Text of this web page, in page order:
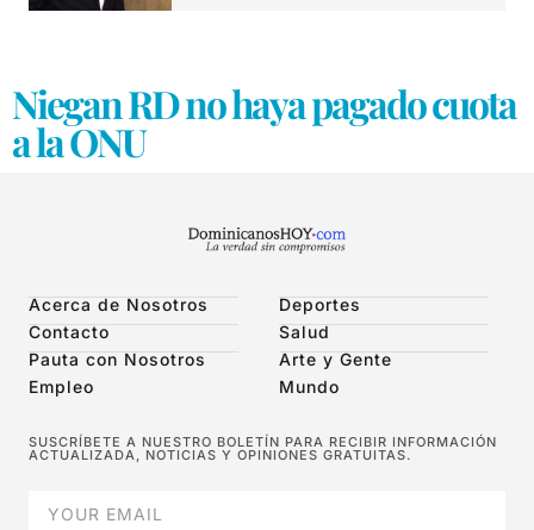
Niegan RD no haya pagado cuota
a la ONU
Acerca de Nosotros
Contacto
Pauta con Nosotros
Empleo
Deportes
Salud
Arte y Gente
Mundo
SUSCRÍBETE A NUESTRO BOLETÍN PARA RECIBIR INFORMACIÓN
ACTUALIZADA, NOTICIAS Y OPINIONES GRATUITAS.